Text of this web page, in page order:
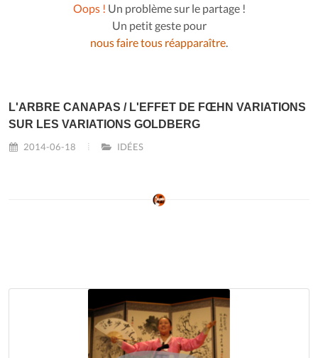
Oops ! Un problème sur le partage !
Un petit geste pour
nous faire tous réapparaître.
L'ARBRE CANAPAS / L'EFFET DE FŒHN VARIATIONS
SUR LES VARIATIONS GOLDBERG
2014-06-18 IDÉES